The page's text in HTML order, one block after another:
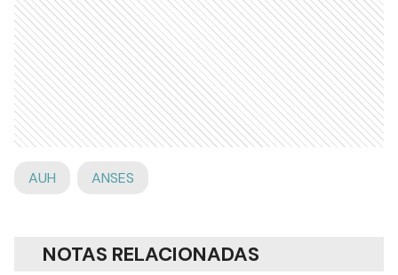
AUH ANSES
NOTAS RELACIONADAS